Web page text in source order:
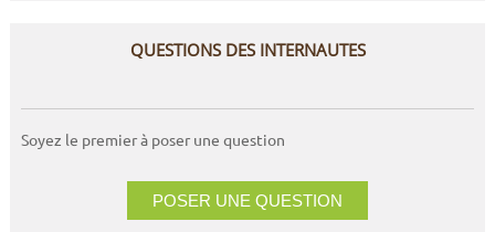
QUESTIONS DES INTERNAUTES
Soyez le premier à poser une question
POSER UNE QUESTION